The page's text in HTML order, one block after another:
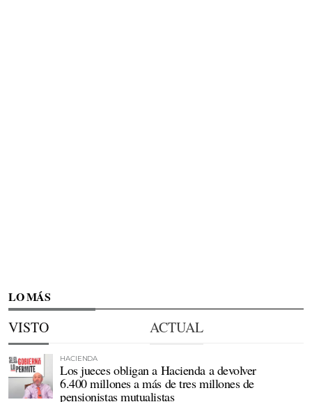
LO MÁS
VISTO ACTUAL
HACIENDA
Los jueces obligan a Hacienda a devolver
6.400 millones a más de tres millones de
pensionistas mutualistas